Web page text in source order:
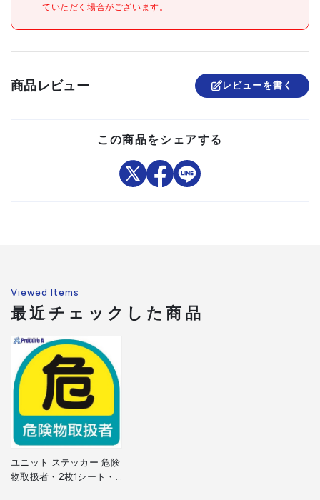
ていただく場合がございます。
商品レビュー レビューを書く
この商品をシェアする
Viewed Items
最近チェックした商品
ユニット ステッカー 危険
物取扱者・2枚1シート・